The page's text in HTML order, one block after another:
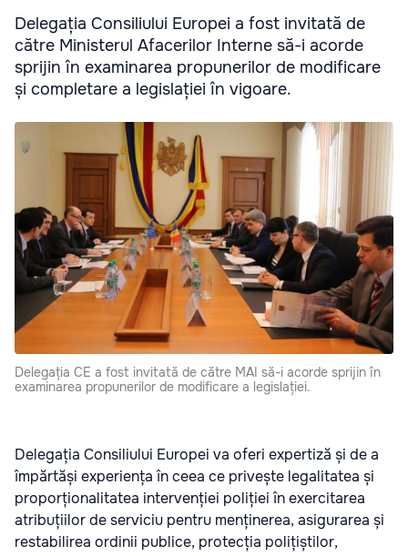
Delegația Consiliului Europei a fost invitată de
către Ministerul Afacerilor Interne să-i acorde
sprijin în examinarea propunerilor de modificare
și completare a legislației în vigoare.
Delegația CE a fost invitată de către MAI să-i acorde sprijin în
examinarea propunerilor de modificare a legislației.
Delegația Consiliului Europei va oferi expertiză și de a
împărtăși experiența în ceea ce privește legalitatea și
proporționalitatea intervenției poliției în exercitarea
atribuțiilor de serviciu pentru menținerea, asigurarea și
restabilirea ordinii publice, protecția polițiștilor,